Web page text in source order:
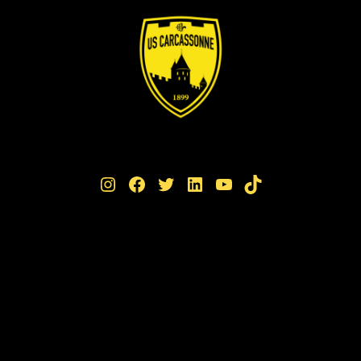
Instagram Facebook Twitter LinkedIn YouTube TikTok